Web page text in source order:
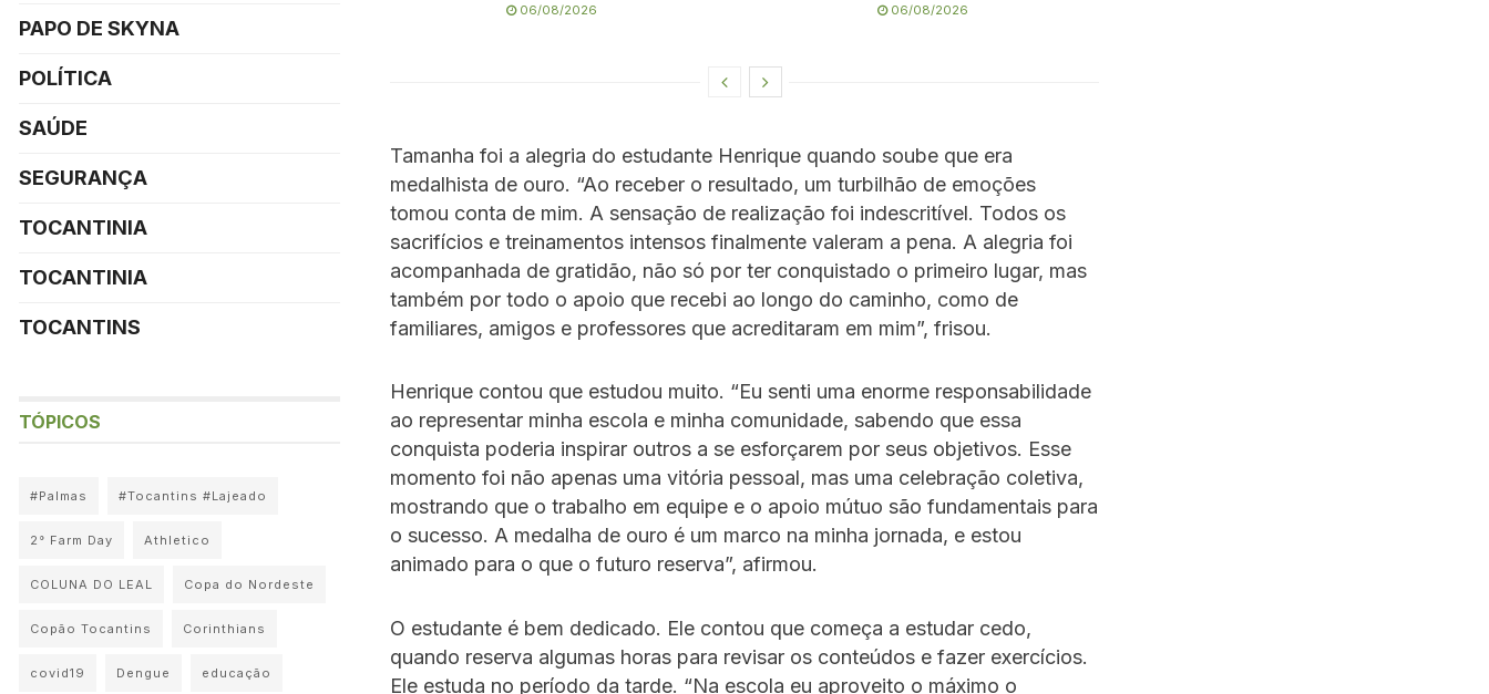
06/08/2026 06/08/2026
Tamanha foi a alegria do estudante Henrique quando soube que era
medalhista de ouro. “Ao receber o resultado, um turbilhão de emoções
tomou conta de mim. A sensação de realização foi indescritível. Todos os
sacrifícios e treinamentos intensos finalmente valeram a pena. A alegria foi
acompanhada de gratidão, não só por ter conquistado o primeiro lugar, mas
também por todo o apoio que recebi ao longo do caminho, como de
familiares, amigos e professores que acreditaram em mim”, frisou.
Henrique contou que estudou muito. “Eu senti uma enorme responsabilidade
ao representar minha escola e minha comunidade, sabendo que essa
conquista poderia inspirar outros a se esforçarem por seus objetivos. Esse
momento foi não apenas uma vitória pessoal, mas uma celebração coletiva,
mostrando que o trabalho em equipe e o apoio mútuo são fundamentais para
o sucesso. A medalha de ouro é um marco na minha jornada, e estou
animado para o que o futuro reserva”, afirmou.
O estudante é bem dedicado. Ele contou que começa a estudar cedo,
quando reserva algumas horas para revisar os conteúdos e fazer exercícios.
Ele estuda no período da tarde. “Na escola eu aproveito o máximo o
PAPO DE SKYNA
POLÍTICA
SAÚDE
SEGURANÇA
TOCANTINIA
TOCANTINIA
TOCANTINS
TÓPICOS
#Palmas #Tocantins #Lajeado
2° Farm Day Athletico
COLUNA DO LEAL Copa do Nordeste
Copão Tocantins Corinthians
covid19 Dengue educação